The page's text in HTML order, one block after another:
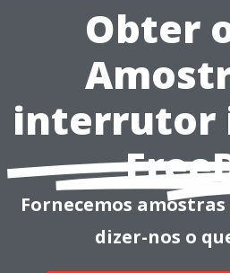
Obter
interrutor
Fornecemos
dizer-nos o